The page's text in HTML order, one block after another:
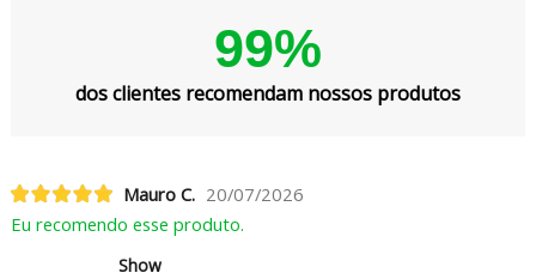
99%
dos clientes recomendam nossos produtos
Mauro C. 20/07/2026
Eu recomendo esse produto.
Show